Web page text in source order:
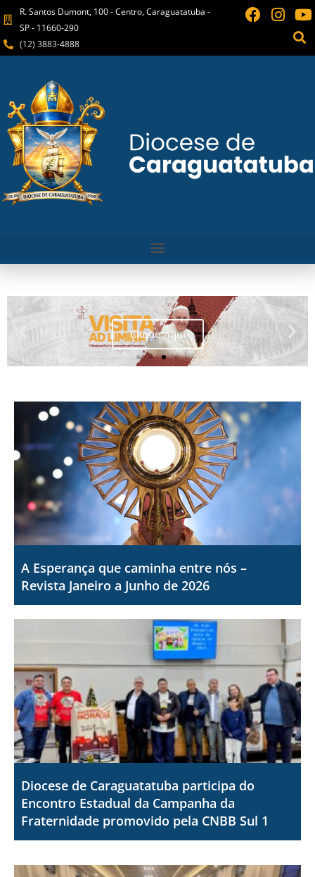
R. Santos Dumont, 100 - Centro, Caraguatatuba -
SP - 11660-290
(12) 3883-4888
Clique aqui
A Esperança que caminha entre nós –
Revista Janeiro a Junho de 2026
Diocese de Caraguatatuba participa do
Encontro Estadual da Campanha da
Fraternidade promovido pela CNBB Sul 1